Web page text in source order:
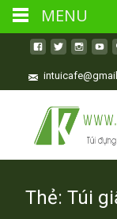
Thẻ: Túi
MENU